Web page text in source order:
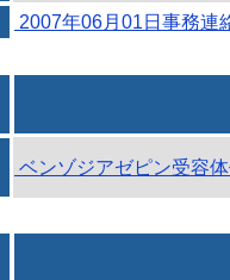
2007年06月01日事務連
ベンゾジアゼピン受容